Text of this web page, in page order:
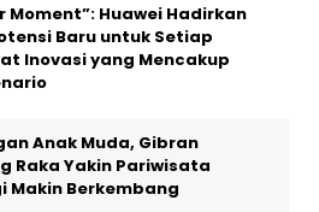
Moment”: Huawei Hadirkan
Baru untuk Setiap
Inovasi yang Mencakup
Anak Muda, Gibran
Raka Yakin Pariwisata
Makin Berkembang